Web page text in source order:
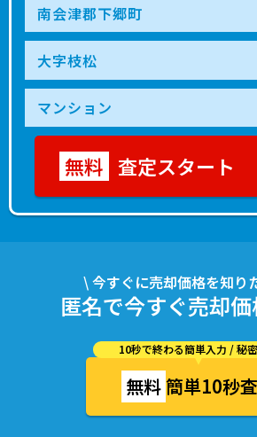
査定スタート
\ 今すぐに売却価格を知り
匿名で今すぐ売却
10秒で終わる簡単入力 / 秘
無料簡単10秒